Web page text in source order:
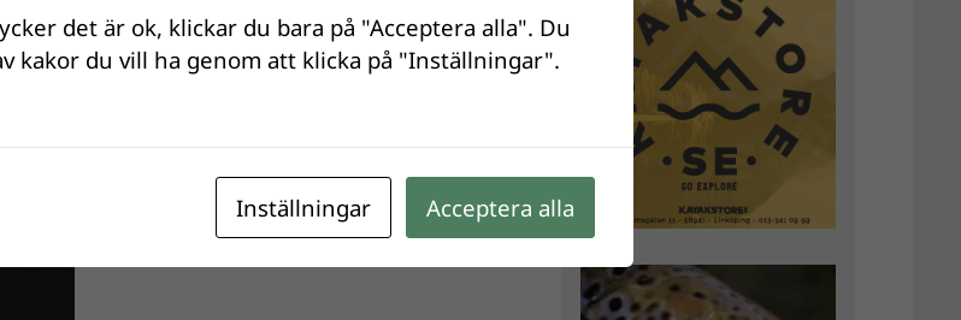
exempelvis som fiskeguide, inom turism
nyhetsbrev!
det är ok, klickar du bara på "Acceptera alla". Du
kakor du vill ha genom att klicka på "Inställningar".
Inställningar Acceptera alla